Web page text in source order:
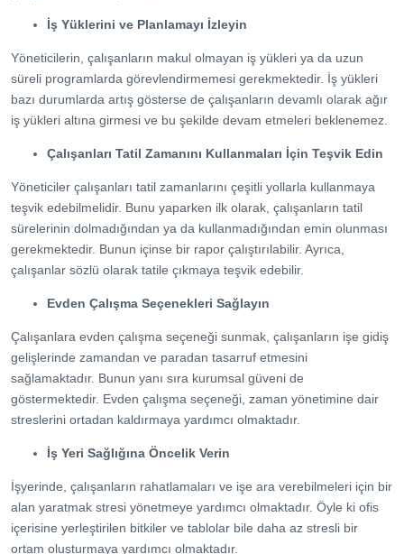
İş Yüklerini ve Planlamayı İzleyin
Yöneticilerin, çalışanların makul olmayan iş yükleri ya da uzun
süreli programlarda görevlendirmemesi gerekmektedir. İş yükleri
bazı durumlarda artış gösterse de çalışanların devamlı olarak ağır
iş yükleri altına girmesi ve bu şekilde devam etmeleri beklenemez.
Çalışanları Tatil Zamanını Kullanmaları İçin Teşvik Edin
Yöneticiler çalışanları tatil zamanlarını çeşitli yollarla kullanmaya
teşvik edebilmelidir. Bunu yaparken ilk olarak, çalışanların tatil
sürelerinin dolmadığından ya da kullanmadığından emin olunması
gerekmektedir. Bunun içinse bir rapor çalıştırılabilir. Ayrıca,
çalışanlar sözlü olarak tatile çıkmaya teşvik edebilir.
Evden Çalışma Seçenekleri Sağlayın
Çalışanlara evden çalışma seçeneği sunmak, çalışanların işe gidiş
gelişlerinde zamandan ve paradan tasarruf etmesini
sağlamaktadır. Bunun yanı sıra kurumsal güveni de
göstermektedir. Evden çalışma seçeneği, zaman yönetimine dair
streslerini ortadan kaldırmaya yardımcı olmaktadır.
İş Yeri Sağlığına Öncelik Verin
İşyerinde, çalışanların rahatlamaları ve işe ara verebilmeleri için bir
alan yaratmak stresi yönetmeye yardımcı olmaktadır. Öyle ki ofis
içerisine yerleştirilen bitkiler ve tablolar bile daha az stresli bir
ortam oluşturmaya yardımcı olmaktadır.